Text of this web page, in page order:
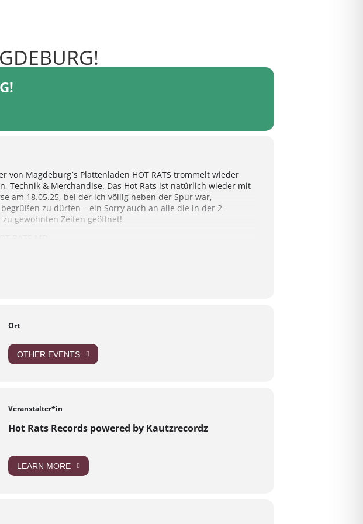
Magdeburg´s Plattenladen HOT RATS trommelt wieder
Technik & Merchandise. Das Hot Rats ist natürlich wieder mit
am 18.05.25, bei der ich völlig neben der Spur war,
zu dürfen – ein Sorry auch an alle die in der 2-
gewohnten Zeiten geöffnet!
Ort
OTHER EVENTS
Veranstalter*in
Hot Rats Records powered by Kautzrecordz
LEARN MORE